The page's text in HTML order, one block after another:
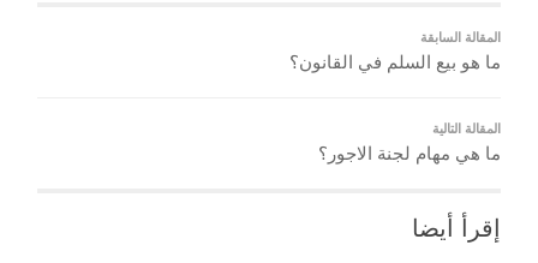
المقالة السابقة
ما هو بيع السلم في القانون؟
المقالة التالية
ما هي مهام لجنة الاجور؟
إقرأ أيضا